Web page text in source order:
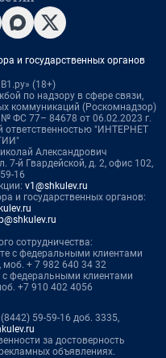
и государственных органов
(18+)
по надзору в сфере связи,
коммуникаций (Роскомнадзор)
ФС 77– 84678 от 06.02.2023 г.
ответственностью "ИНТЕРНЕТ
Александрович
7-й Гвардейской, д. 2, офис 102,
16
v1@shkulev.ru
и государственных органов:
сотрудничества:
с федеральными клиентами
, моб. + 7 982 640 34 32
с федеральными клиентами
+7 910 402 4056
59-59-16 доб. 3335,
за достоверность
объявлениях.